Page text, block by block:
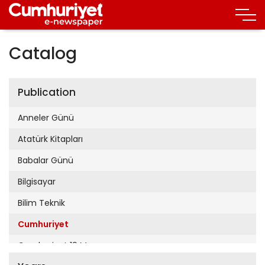
Catalog
Publication
Anneler Günü
Atatürk Kitapları
Babalar Günü
Bilgisayar
Bilim Teknik
Cumhuriyet
Cumhuriyet 19 Mayıs